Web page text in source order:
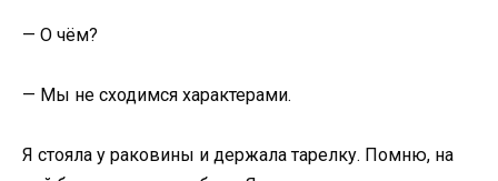
— О чём?
— Мы не сходимся характерами.
Я стояла у раковины и держала тарелку. Помню, на